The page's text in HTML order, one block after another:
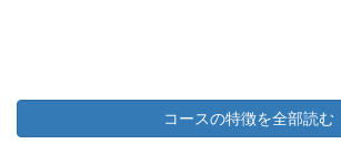
コースの特徴を全部読む